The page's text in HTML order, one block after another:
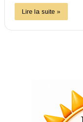
Lire la suite »